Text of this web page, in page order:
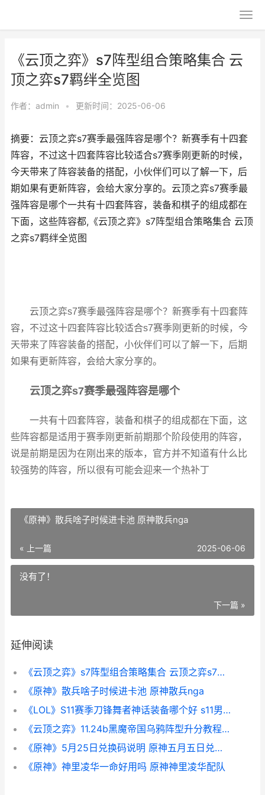
《云顶之弈》s7阵型组合策略集合 云
顶之弈s7羁绊全览图
作者： admin • 更新时间：2025-06-06
摘要：云顶之弈s7赛季最强阵容是哪个？新赛季有十四套
阵容，不过这十四套阵容比较适合s7赛季刚更新的时候，
今天带来了阵容装备的搭配，小伙伴们可以了解一下，后
期如果有更新阵容，会给大家分享的。云顶之弈s7赛季最
强阵容是哪个一共有十四套阵容，装备和棋子的组成都在
下面，这些阵容都,《云顶之弈》s7阵型组合策略集合 云顶
之弈s7羁绊全览图
云顶之弈s7赛季最强阵容是哪个？新赛季有十四套阵
容，不过这十四套阵容比较适合s7赛季刚更新的时候，今
天带来了阵容装备的搭配，小伙伴们可以了解一下，后期
如果有更新阵容，会给大家分享的。
云顶之弈s7赛季最强阵容是哪个
一共有十四套阵容，装备和棋子的组成都在下面，这
些阵容都是适用于赛季刚更新前期那个阶段使用的阵容，
说是前期是因为在刚出来的版本，官方并不知道有什么比
较强势的阵容，所以很有可能会迎来一个热补丁
《原神》散兵啥子时候进卡池 原神散兵nga
« 上一篇 2025-06-06
没有了！
下一篇 »
延伸阅读
《云顶之弈》s7阵型组合策略集合 云顶之弈s7羁绊全览图
《原神》散兵啥子时候进卡池 原神散兵nga
《LOL》S11赛季刀锋舞者神话装备哪个好 s11男刀
《云顶之弈》11.24b黑魔帝国乌鸦阵型升分教程 《云顶之弈》德莱文阵容
《原神》5月25日兑换码说明 原神五月五日兑换码
《原神》神里凌华一命好用吗 原神神里凌华配队